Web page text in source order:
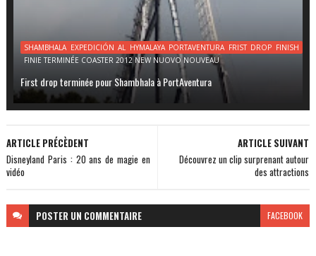
SHAMBHALA EXPEDICIÓN AL HYMALAYA PORTAVENTURA FRIST DROP FINISH
FINIE TERMINÉE COASTER 2012 NEW NUOVO NOUVEAU
First drop terminée pour Shambhala à PortAventura
ARTICLE SUIVANT
Découvrez un clip surprenant autour
des attractions
ARTICLE PRÉCÈDENT
Disneyland Paris : 20 ans de magie en
vidéo
POSTER UN COMMENTAIRE FACEBOOK